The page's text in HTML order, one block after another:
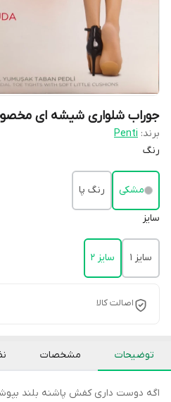
جوراب شلواری شیشه ای
برند: Penti
رنگ
مشکی رنگ پا
سایز
سایز 1 سایز 2
اصالت کالا
توضیحات مشخصات
اگه دوست داری کفش پاشنه بلند